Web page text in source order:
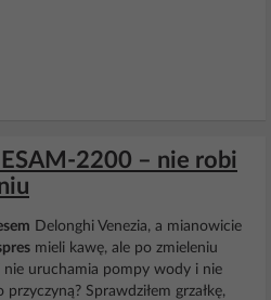
2200 – nie robi
Delonghi Venezia, a mianowicie
mieli kawę, ale po zmieleniu
nie uruchamia pompy wody i nie
Sprawdziłem grzałkę,